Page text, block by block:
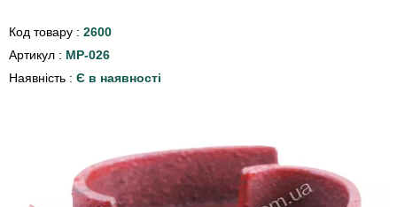
Код товару : 2600
Артикул : MP-026
Наявність : Є в наявності